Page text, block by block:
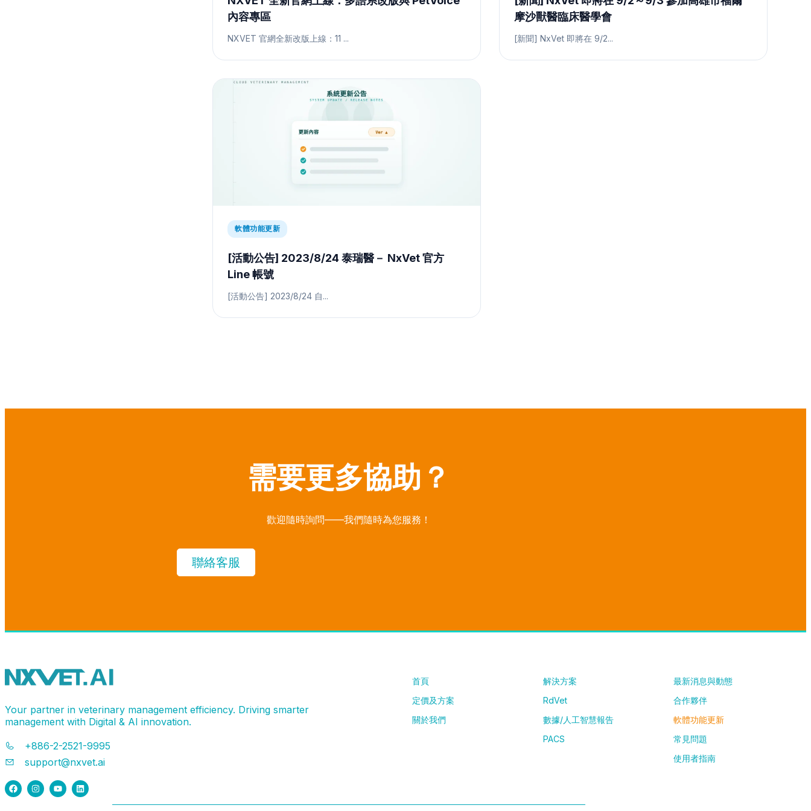
內容專區
NXVET 官網全新改版上線：11 ...
摩沙獸醫臨床醫學會
[新聞] NxVet 即將在 9/2...
軟體功能更新
[活動公告] 2023/8/24 泰瑞醫－ NxVet 官方
Line 帳號
[活動公告] 2023/8/24 自...
需要更多協助？
歡迎隨時詢問——我們隨時為您服務！
聯絡客服
Your partner in veterinary management efficiency. Driving smarter
management with Digital & AI innovation.
+886-2-2521-9995
support@nxvet.ai
首頁
定價及方案
關於我們
解決方案
RdVet
數據/人工智慧報告
PACS
最新消息與動態
合作夥伴
軟體功能更新
常見問題
使用者指南